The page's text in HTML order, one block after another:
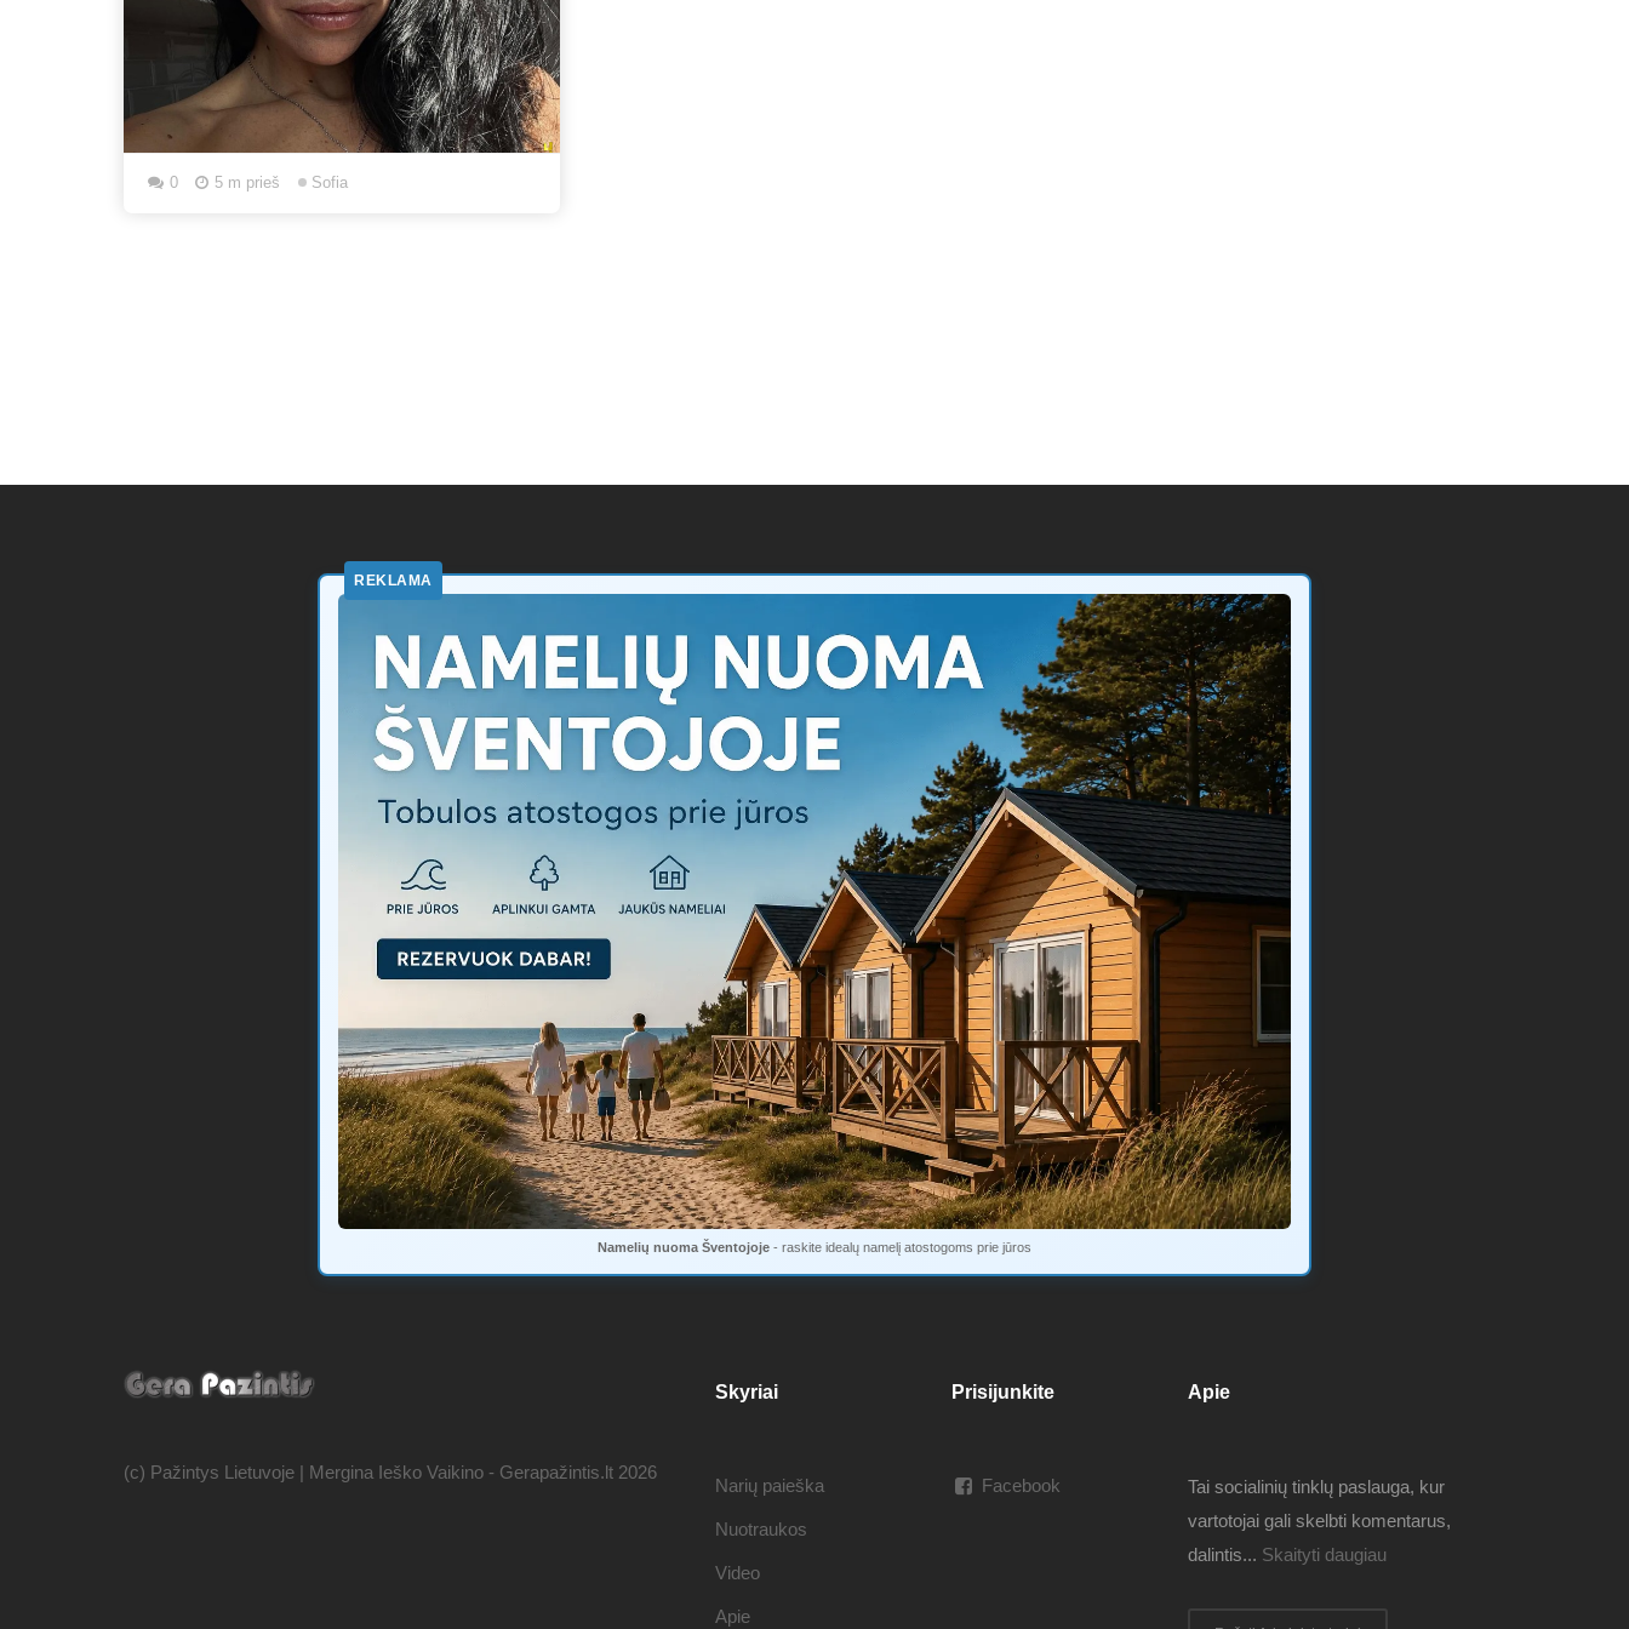
0 5 m prieš Sofia
REKLAMA
Namelių nuoma Šventojoje - raskite idealų namelį atostogoms prie jūros
(c) Pažintys Lietuvoje | Mergina Ieško Vaikino - Gerapažintis.lt 2026
Apie
Tai socialinių tinklų paslauga, kur
vartotojai gali skelbti komentarus,
dalintis... Skaityti daugiau
Prisijunkite
Facebook
Skyriai
Narių paieška
Nuotraukos
Video
Apie